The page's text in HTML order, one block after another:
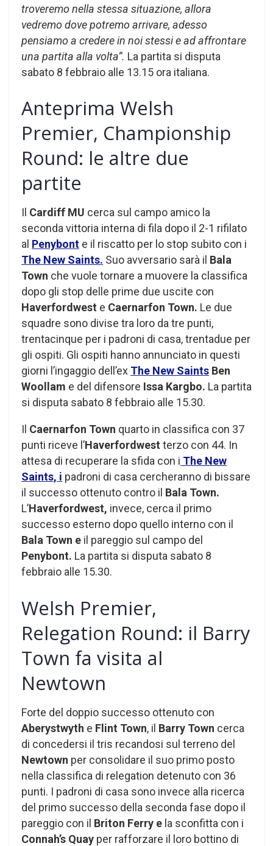
troveremo nella stessa situazione, allora
vedremo dove potremo arrivare, adesso
pensiamo a credere in noi stessi e ad affrontare
una partita alla volta”. La partita si disputa
sabato 8 febbraio alle 13.15 ora italiana.
Anteprima Welsh
Premier, Championship
Round: le altre due
partite
Il Cardiff MU cerca sul campo amico la
seconda vittoria interna di fila dopo il 2-1 rifilato
al Penybont e il riscatto per lo stop subito con i
The New Saints. Suo avversario sarà il Bala
Town che vuole tornare a muovere la classifica
dopo gli stop delle prime due uscite con
Haverfordwest e Caernarfon Town. Le due
squadre sono divise tra loro da tre punti,
trentacinque per i padroni di casa, trentadue per
gli ospiti. Gli ospiti hanno annunciato in questi
giorni l’ingaggio dell’ex The New Saints Ben
Woollam e del difensore Issa Kargbo. La partita
si disputa sabato 8 febbraio alle 15.30.
Il Caernarfon Town quarto in classifica con 37
punti riceve l’Haverfordwest terzo con 44. In
attesa di recuperare la sfida con i The New
Saints, i padroni di casa cercheranno di bissare
il successo ottenuto contro il Bala Town.
L’Haverfordwest, invece, cerca il primo
successo esterno dopo quello interno con il
Bala Town e il pareggio sul campo del
Penybont. La partita si disputa sabato 8
febbraio alle 15.30.
Welsh Premier,
Relegation Round: il Barry
Town fa visita al
Newtown
Forte del doppio successo ottenuto con
Aberystwyth e Flint Town, il Barry Town cerca
di concedersi il tris recandosi sul terreno del
Newtown per consolidare il suo primo posto
nella classifica di relegation detenuto con 36
punti. I padroni di casa sono invece alla ricerca
del primo successo della seconda fase dopo il
pareggio con il Briton Ferry e la sconfitta con i
Connah’s Quay per rafforzare il loro bottino di